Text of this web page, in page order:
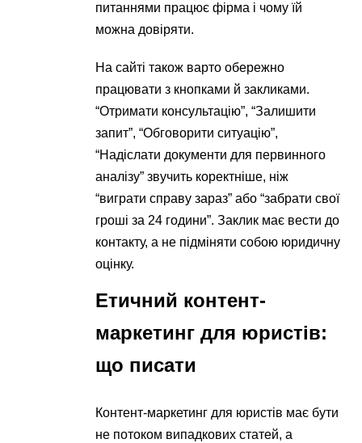
питаннями працює фірма і чому їй
можна довіряти.
На сайті також варто обережно
працювати з кнопками й закликами.
“Отримати консультацію”, “Залишити
запит”, “Обговорити ситуацію”,
“Надіслати документи для первинного
аналізу” звучить коректніше, ніж
“виграти справу зараз” або “забрати свої
гроші за 24 години”. Заклик має вести до
контакту, а не підміняти собою юридичну
оцінку.
Етичний контент-
маркетинг для юристів:
що писати
Контент-маркетинг для юристів має бути
не потоком випадкових статей, а